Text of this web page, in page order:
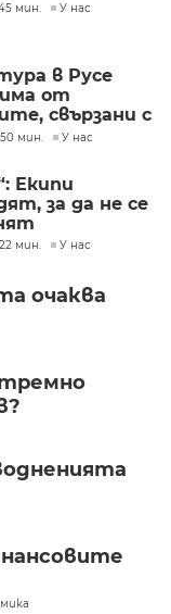
мин. У нас
в Русе
от
свързани с
за
мин. У нас
Екипи
за да не се
мин. У нас
очаква